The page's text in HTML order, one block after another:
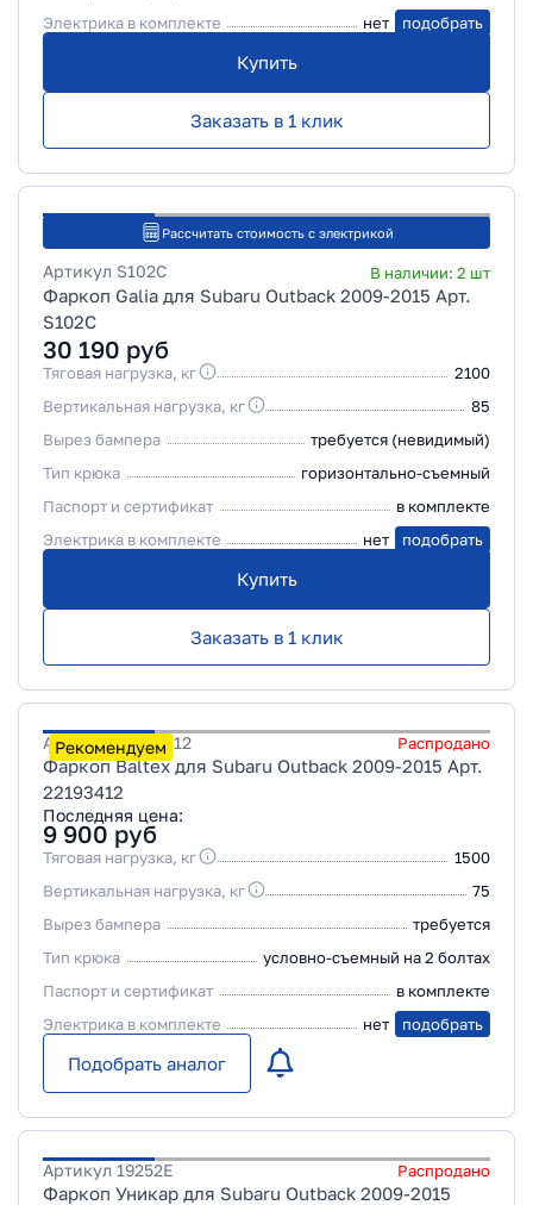
Электрика в комплекте
нет подобрать
Купить
Заказать в 1 клик
Рассчитать стоимость с электрикой
Артикул S102C В наличии: 2 шт
Фаркоп Galia для Subaru Outback 2009-2015 Арт.
S102C
30 190 руб
Тяговая нагрузка, кг
2100
Вертикальная нагрузка, кг
85
Вырез бампера
требуется (невидимый)
Тип крюка
горизонтально-съемный
Паспорт и сертификат
в комплекте
Электрика в комплекте
нет подобрать
Купить
Заказать в 1 клик
Рекомендуем
Артикул22193412 Распродано
Фаркоп Baltex для Subaru Outback 2009-2015 Арт.
22193412
Последняя цена:
9 900 руб
Тяговая нагрузка, кг
1500
Вертикальная нагрузка, кг
75
Вырез бампера
требуется
Тип крюка
условно-съемный на 2 болтах
Паспорт и сертификат
в комплекте
Электрика в комплекте
нет подобрать
Подобрать аналог
Артикул 19252E Распродано
Фаркоп Уникар для Subaru Outback 2009-2015